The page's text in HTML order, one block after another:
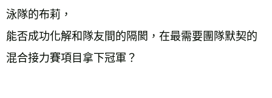
泳隊的布莉，
能否成功化解和隊友間的隔閡，在最需要團隊默契的
混合接力賽項目拿下冠軍？